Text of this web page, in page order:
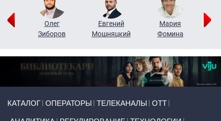
Олег
Зиборов
Евгений
Мошняцкий
Мария
Фомина
КАТАЛОГ ОПЕРАТОРЫ ТЕЛЕКАНАЛЫ ОТТ